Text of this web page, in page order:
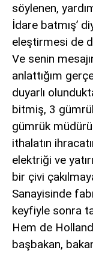
söylenen,
İdare batmış’
eleştirmesi de
Ve senin
anlattığım
duyarlı
bitmiş, 3
gümrük
ithalatın
elektriği ve
bir çivi
Sanayisinde
keyfiyle sonra
Hem de
başbakan,